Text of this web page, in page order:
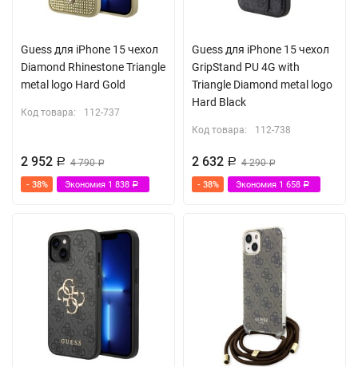
Guess для iPhone 15 чехол
Diamond Rhinestone Triangle
metal logo Hard Gold
Код товара: 112-737
2 952 Р 4 790Р
- 38% Экономия 1 838 Р
Guess для iPhone 15 чехол
GripStand PU 4G with
Triangle Diamond metal logo
Hard Black
Код товара: 112-738
2 632 Р 4 290Р
- 38% Экономия 1 658 Р